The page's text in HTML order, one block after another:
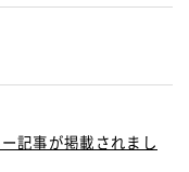
記事が掲載されまし